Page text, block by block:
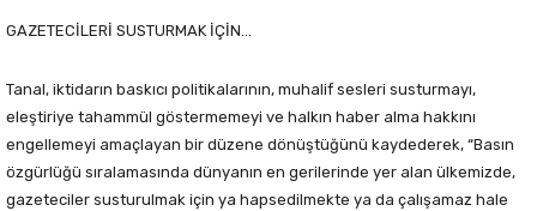
GAZETECİLERİ SUSTURMAK İÇİN…
Tanal, iktidarın baskıcı politikalarının, muhalif sesleri susturmayı,
eleştiriye tahammül göstermemeyi ve halkın haber alma hakkını
engellemeyi amaçlayan bir düzene dönüştüğünü kaydederek, “Basın
özgürlüğü sıralamasında dünyanın en gerilerinde yer alan ülkemizde,
gazeteciler susturulmak için ya hapsedilmekte ya da çalışamaz hale